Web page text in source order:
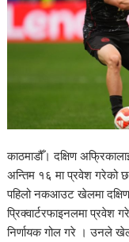
काठमाडौँ। दक्षिण
अन्तिम १६ मा प्रवेश
पहिलो नकआउट खेलमा
प्रिक्वार्टरफाइनलमा प्रवेश
निर्णायक गोल गरे । उनले